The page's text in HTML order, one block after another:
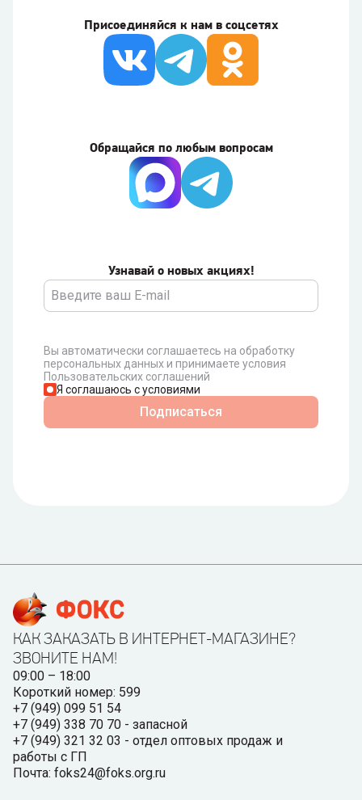
Присоединяйся к нам в соцсетях
Узнавай о новых акциях!
Вы автоматически соглашаетесь на обработку
персональных данных и принимаете условия
Пользовательских соглашений
Я соглашаюсь с условиями
Подписаться
Обращайся по любым вопросам
КАК ЗАКАЗАТЬ В ИНТЕРНЕТ-МАГАЗИНЕ?
ЗВОНИТЕ НАМ!
09:00 – 18:00
Короткий номер: 599
+7 (949) 099 51 54
+7 (949) 338 70 70 - запасной
+7 (949) 321 32 03 - отдел оптовых продаж и
работы с ГП
Почта: foks24@foks.org.ru